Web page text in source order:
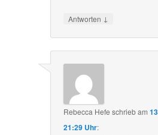
Antworten ↓
Rebecca Hefe schriebam
21:29 Uhr: